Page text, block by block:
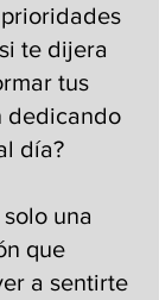
te dijera
tus
dedicando
día?
una
que
a sentirte